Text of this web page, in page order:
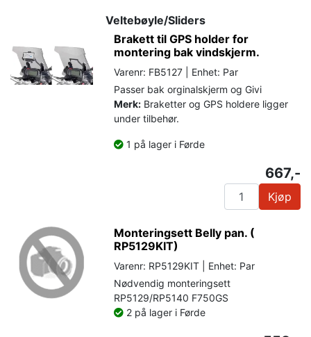
Veltebøyle/Sliders
Brakett til GPS holder for
montering bak vindskjerm.
Varenr: FB5127 | Enhet: Par
Passer bak orginalskjerm og Givi
Merk: Braketter og GPS holdere ligger
under tilbehør.
1 på lager i Førde
667,-
Kjøp
Monteringsett Belly pan. (
RP5129KIT)
Varenr: RP5129KIT | Enhet: Par
Nødvendig monteringsett
RP5129/RP5140 F750GS
2 på lager i Førde